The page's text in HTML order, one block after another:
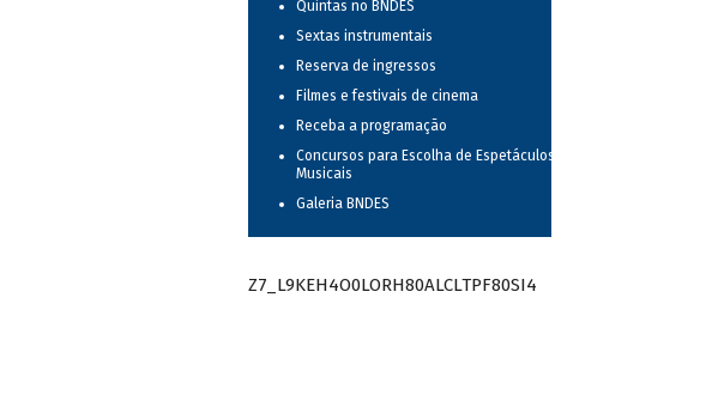
Quintas no BNDES
Sextas instrumentais
Reserva de ingressos
Filmes e festivais de cinema
Receba a programação
Concursos para Escolha de Espetáculos
Musicais
Galeria BNDES
Z7_L9KEH4O0LORH80ALCLTPF80SI4